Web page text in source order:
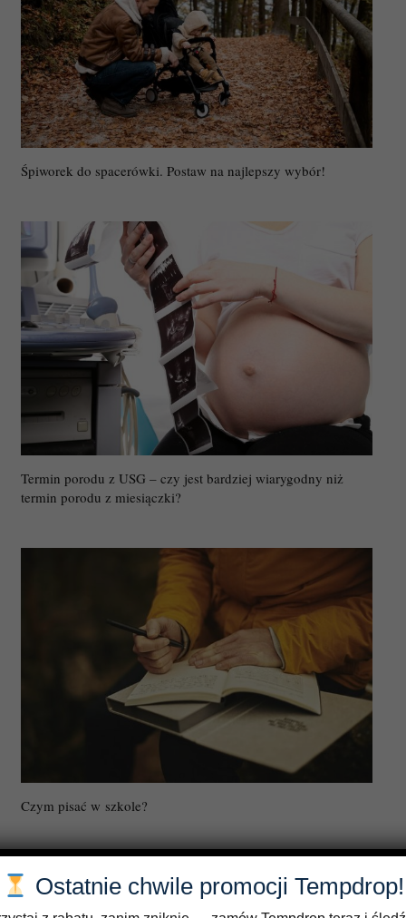
Śpiworek do spacerówki. Postaw na najlepszy wybór!
Termin porodu z USG – czy jest bardziej wiarygodny niż
termin porodu z miesiączki?
Czym pisać w szkole?
Ostatnie chwile promocji Tempdrop!